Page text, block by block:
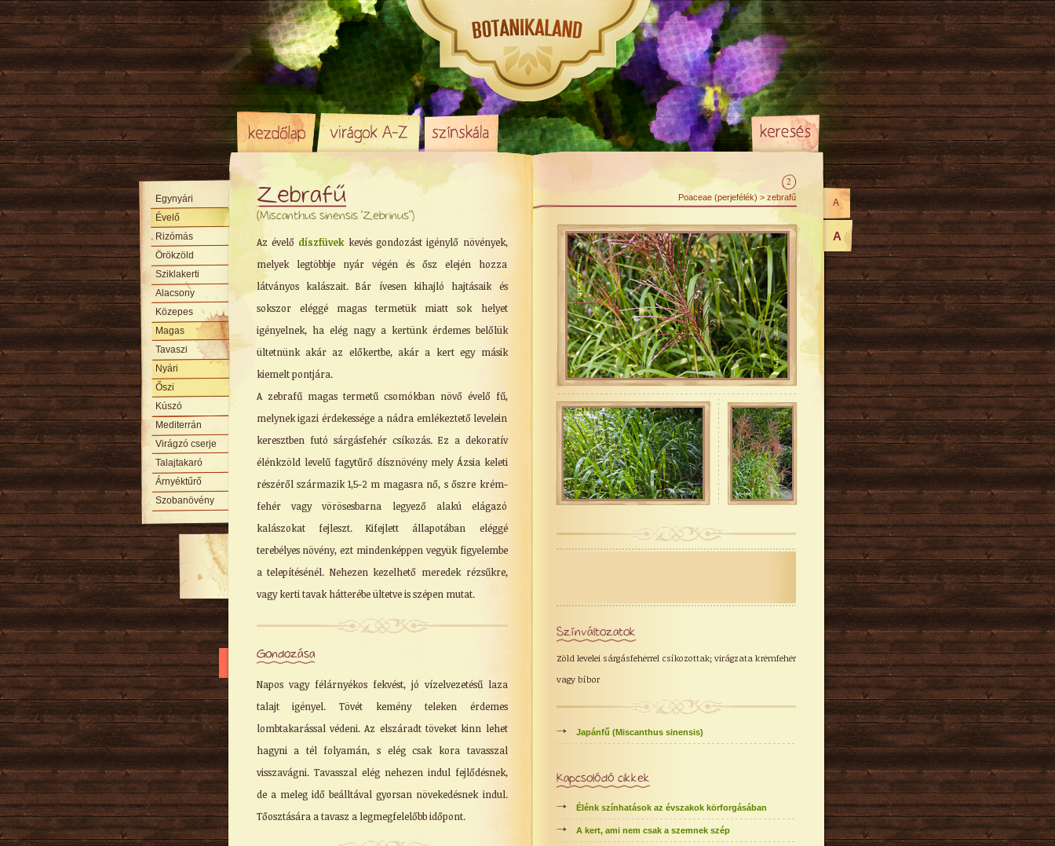
Zebrafű
(Miscanthus sinensis 'Zebrinus')
Az évelő díszfüvek kevés gondozást igénylő növények,
melyek legtöbbje nyár végén és ősz elején hozza
látványos kalászait. Bár ívesen kihajló hajtásaik és
sokszor eléggé magas termetük miatt sok helyet
igényelnek, ha elég nagy a kertünk érdemes belőlük
ültetnünk akár az előkertbe, akár a kert egy másik
kiemelt pontjára.
A zebrafű magas termetű csomókban növő évelő fű,
melynek igazi érdekessége a nádra emlékeztető levelein
keresztben futó sárgásfehér csíkozás. Ez a dekoratív
élénkzöld levelű fagytűrő dísznövény mely Ázsia keleti
részéről származik 1,5-2 m magasra nő, s őszre krém-
fehér vagy vörösesbarna legyező alakú elágazó
kalászokat fejleszt. Kifejlett állapotában eléggé
terebélyes növény, ezt mindenképpen vegyük figyelembe
a telepítésénél. Nehezen kezelhető meredek rézsűkre,
vagy kerti tavak hátterébe ültetve is szépen mutat.
Gondozása
Napos vagy félárnyékos fekvést, jó vízelvezetésű laza
talajt igényel. Tövét kemény teleken érdemes
lombtakarással védeni. Az elszáradt töveket kinn lehet
hagyni a tél folyamán, s elég csak kora tavasszal
visszavágni. Tavasszal elég nehezen indul fejlődésnek,
de a meleg idő beálltával gyorsan növekedésnek indul.
Tőosztására a tavasz a legmegfelelőbb időpont.
Poaceae (perjefélék) > zebrafű
2
Színváltozatok
Zöld levelei sárgásfehérrel csíkozottak; virágzata krémfehér
vagy bíbor
Japánfű (Miscanthus sinensis)
Kapcsolódó cikkek
Élénk színhatások az évszakok körforgásában
A kert, ami nem csak a szemnek szép
A
A
Egynyári
Évelő
Rizómás
Örökzöld
Sziklakerti
Alacsony
Közepes
Magas
Tavaszi
Nyári
Őszi
Kúszó
Mediterrán
Virágzó cserje
Talajtakaró
Árnyéktűrő
Szobanövény